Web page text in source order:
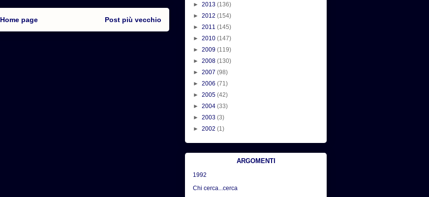
Post più vecchio
Home page
► 2013 (136)
► 2012 (154)
► 2011 (145)
► 2010 (147)
► 2009 (119)
► 2008 (130)
► 2007 (98)
► 2006 (71)
► 2005 (42)
► 2004 (33)
► 2003 (3)
► 2002 (1)
ARGOMENTI
1992
Chi cerca...cerca